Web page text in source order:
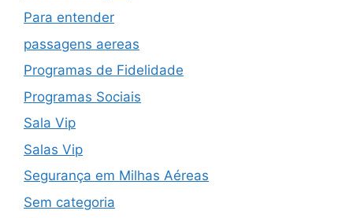
Para entender
passagens aereas
Programas de Fidelidade
Programas Sociais
Sala Vip
Salas Vip
Segurança em Milhas Aéreas
Sem categoria